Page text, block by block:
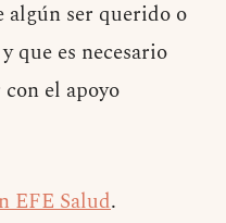
algún ser querido o
que es necesario
el apoyo
EFE Salud.